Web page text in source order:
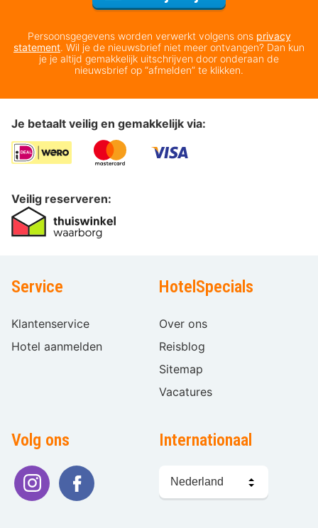
Persoonsgegevens worden verwerkt volgens ons privacy
statement. Wil je de nieuwsbrief niet meer ontvangen? Dan kun
je je altijd gemakkelijk uitschrijven door onderaan de
nieuwsbrief op “afmelden” te klikken.
Je betaalt veilig en gemakkelijk via:
Veilig reserveren:
Service
Klantenservice
Hotel aanmelden
HotelSpecials
Over ons
Reisblog
Sitemap
Vacatures
Volg ons Internationaal
kiezen